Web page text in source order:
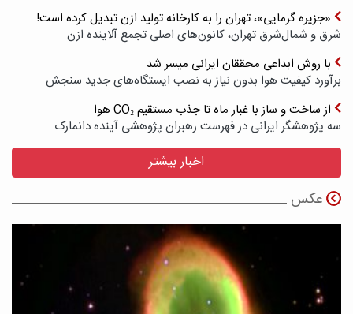
«جزیره گرمایی»، تهران را به کارخانه تولید ازن تبدیل کرده است!
شرق و شمال‌شرق تهران، کانون‌های اصلی تجمع آلاینده ازن
با روش ابداعی محققان ایرانی میسر شد
برآورد کیفیت هوا بدون نیاز به نصب ایستگاه‌های جدید سنجش
از ساخت و ساز با غبار ماه تا جذب مستقیم CO₂ هوا
سه پژوهشگر ایرانی در فهرست رهبران پژوهشی آینده دانمارک
اخبار بیشتر
عکس